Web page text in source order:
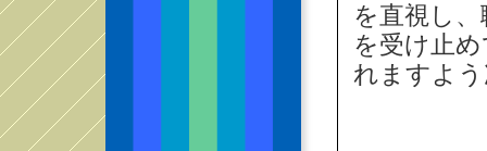
を直視し
を受け止
れますよ